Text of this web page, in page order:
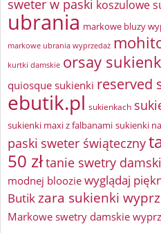
sweter w paski koszulowe
ubrania markowe bluzy
markowe ubrania wyprzedaż
kurtki damskie orsay
quiosque sukienki reserved
ebutik.pl sukienkach
sukienki maxi z falbanami sukienki
paski sweter świąteczny
50 złtanie swetry
modnej bloozie wyglądaj
Butikzara sukienki
Markowe swetry damskie